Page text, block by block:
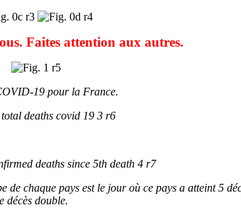
Faites attention aux autres.
19 pour la France.
chaque pays est le jour où ce pays a atteint 5
décès double.